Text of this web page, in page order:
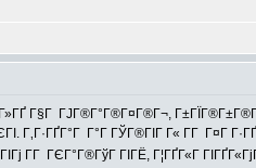
Г§Г ГЈГ®Г°Г®Г¤Г®Г¬,
Г‚Г·ГҐГ°Г Г°Г ГЎГ®ГІГ Г« Г­Г Г¤Г
Г­Г ГЄГ°Г®ГўГ ГІГЁ, Г¦ГҐГ«Г